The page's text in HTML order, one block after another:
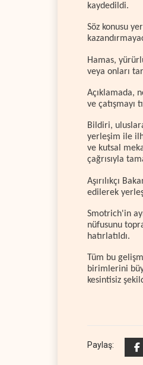
kaydedildi.
Söz konusu
Hamas,
veya onları
Açıklamada,
ve çatışmayı
Bildiri,
yerleşim ile
ve kutsal
çağrısıyla
Aşırılıkçı
edilerek
Smotrich'in
nüfusunu
hatırlatıldı.
Tüm bu
birimlerini
kesintisiz
Paylaş: